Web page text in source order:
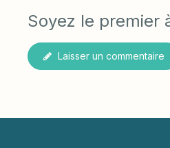
Soyez le premier
Laisser un commentaire